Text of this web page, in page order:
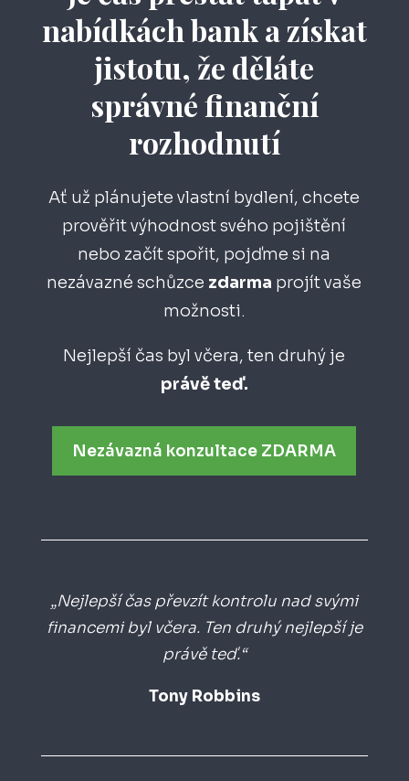
nabídkách bank a získat
jistotu, že děláte
správné finanční
rozhodnutí
Ať už plánujete vlastní bydlení, chcete
prověřit výhodnost svého pojištění
nebo začít spořit, pojďme si na
nezávazné schůzce zdarma projít vaše
možnosti.
Nejlepší čas byl včera, ten druhý je
právě teď.
Nezávazná konzultace ZDARMA
„Nejlepší čas převzít kontrolu nad svými
financemi byl včera. Ten druhý nejlepší je
právě teď.“
Tony Robbins